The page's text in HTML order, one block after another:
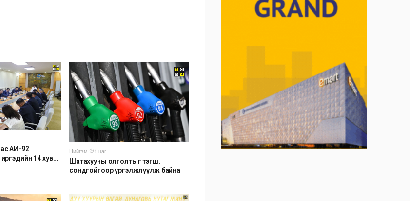
АИ-92
14 хувь
Нийгэм·
1 цаг
Шатахууны олголтыг тэгш,
сондгойгоор үргэлжлүүлж байна